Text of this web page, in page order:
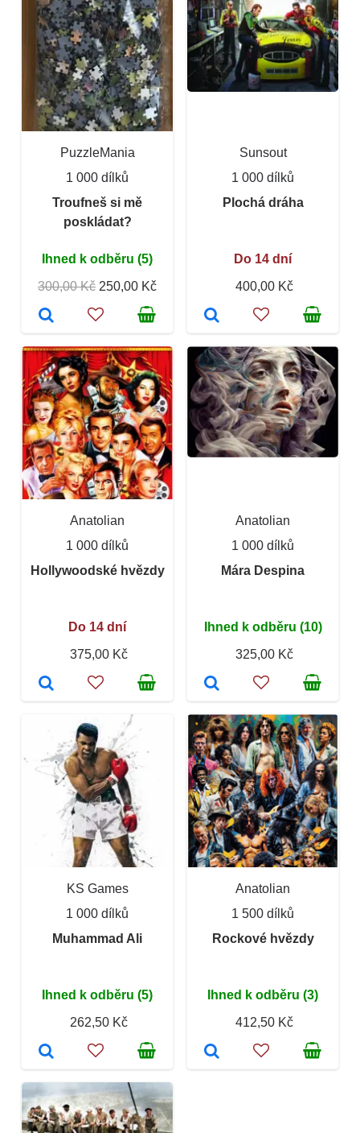
PuzzleMania
1 000 dílků
Troufneš si mě
poskládat?
Ihned k odběru (5)
300,00 Kč 250,00 Kč
Sunsout
1 000 dílků
Plochá dráha
Do 14 dní
400,00 Kč
Anatolian
1 000 dílků
Hollywoodské hvězdy
Do 14 dní
375,00 Kč
Anatolian
1 000 dílků
Mára Despina
Ihned k odběru (10)
325,00 Kč
KS Games
1 000 dílků
Muhammad Ali
Ihned k odběru (5)
262,50 Kč
Anatolian
1 500 dílků
Rockové hvězdy
Ihned k odběru (3)
412,50 Kč